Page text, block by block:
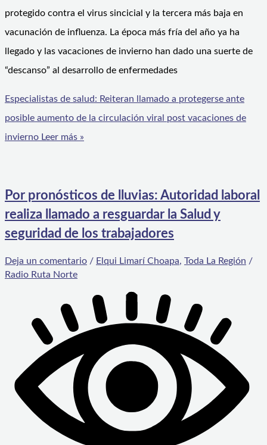
protegido contra el virus sincicial y la tercera más baja en
vacunación de influenza. La época más fría del año ya ha
llegado y las vacaciones de invierno han dado una suerte de
“descanso” al desarrollo de enfermedades
Especialistas de salud: Reiteran llamado a protegerse ante
posible aumento de la circulación viral post vacaciones de
invierno Leer más »
Por pronósticos de lluvias: Autoridad laboral
realiza llamado a resguardar la Salud y
seguridad de los trabajadores
Deja un comentario / Elqui Limarí Choapa, Toda La Región /
Radio Ruta Norte